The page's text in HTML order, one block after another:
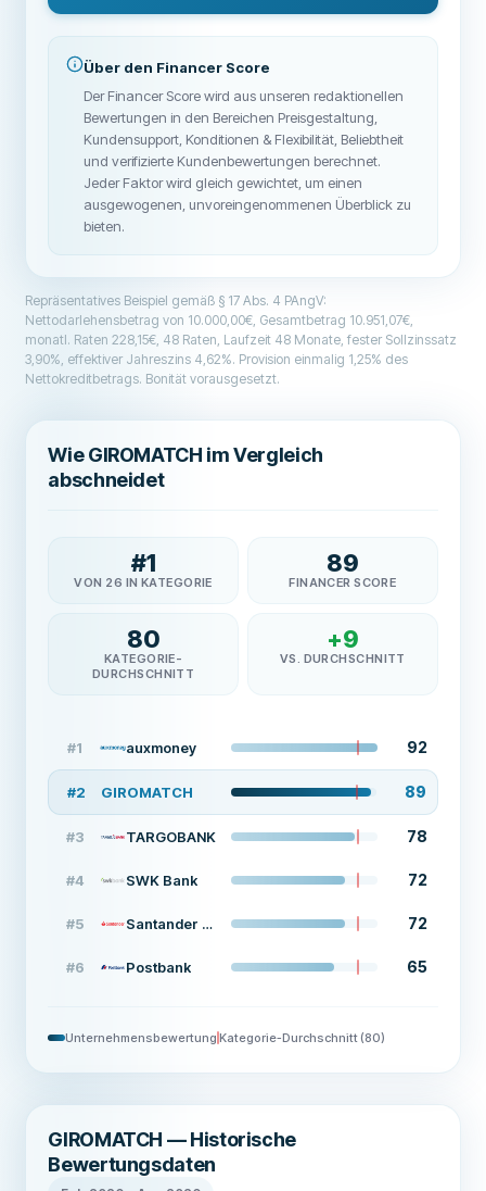
Über den Financer Score
Der Financer Score wird aus unseren redaktionellen
Bewertungen in den Bereichen Preisgestaltung,
Kundensupport, Konditionen & Flexibilität, Beliebtheit
und verifizierte Kundenbewertungen berechnet.
Jeder Faktor wird gleich gewichtet, um einen
ausgewogenen, unvoreingenommenen Überblick zu
bieten.
Repräsentatives Beispiel gemäß § 17 Abs. 4 PAngV:
Nettodarlehensbetrag von 10.000,00€, Gesamtbetrag 10.951,07€,
monatl. Raten 228,15€, 48 Raten, Laufzeit 48 Monate, fester Sollzinssatz
3,90%, effektiver Jahreszins 4,62%. Provision einmalig 1,25% des
Nettokreditbetrags. Bonität vorausgesetzt.
Wie GIROMATCH im Vergleich
abschneidet
#1
VON 26 IN KATEGORIE
89
FINANCER SCORE
80
KATEGORIE-
DURCHSCHNITT
+9
VS. DURCHSCHNITT
#1 auxmoney 92
#2 GIROMATCH 89
#3 TARGOBANK 78
#4 SWK Bank 72
#5 Santander Bank 72
#6 Postbank 65
Unternehmensbewertung Kategorie-Durchschnitt(80)
GIROMATCH — Historische
Bewertungsdaten